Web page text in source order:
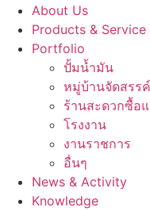
About Us
Products & Service
Portfolio
ปั้มน้ำมัน
หมู่บ้านจัดสรร
ร้านสะดวกซื้อ
โรงงาน
งานราชการ
อื่นๆ
News & Activity
Knowledge